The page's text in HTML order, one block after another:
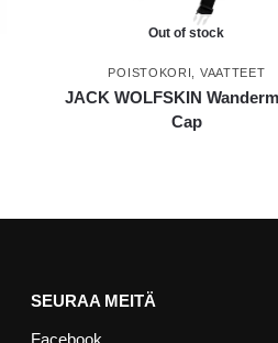
Out of stock
POISTOKORI VAATTEET
JACK WOLFSKIN
Cap
SEURAA MEITÄ
Facebook